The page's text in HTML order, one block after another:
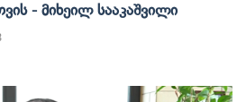
- Მიხეილ Სააკაშვილი